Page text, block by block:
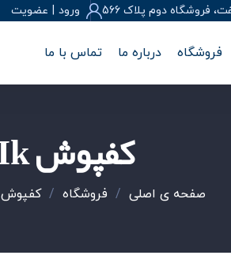
دوم پلاک 566 ورود | عضويت
فروشگاه درباره ما تماس با ما
کفپوش Ik
صفحه ی اصلی / فروشگاه /کفپوش